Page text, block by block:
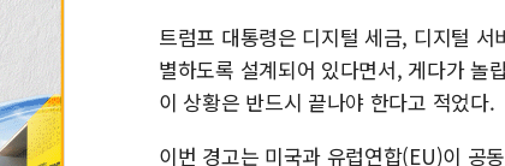
트럼프 대통령은 디지털 세금, 디지털
별하도록 설계되어 있다면서, 게다가 놀
이 상황은 반드시 끝나야 한다고 적었다.
이번 경고는 미국과 유럽연합(EU)이 공